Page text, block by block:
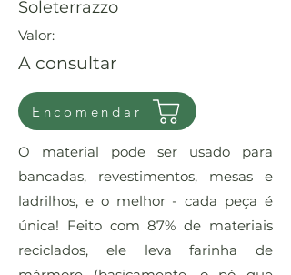
Soleterrazzo
Valor:
A consultar
Encomendar
O material pode ser usado para
bancadas, revestimentos, mesas e
ladrilhos, e o melhor - cada peça é
única! Feito com 87% de materiais
reciclados, ele leva farinha de